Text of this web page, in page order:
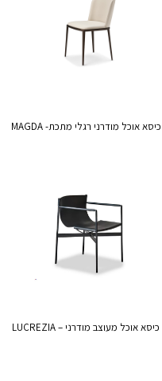
כיסא אוכל מודרני רגלי מתכת- MAGDA
כיסא אוכל מעוצב מודרני – LUCREZIA